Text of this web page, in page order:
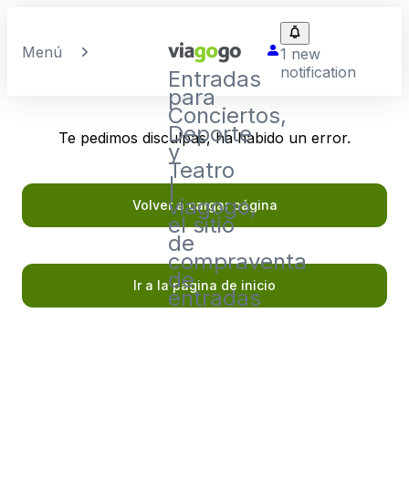
Menú
Entradas
para
Conciertos,
Deporte
y
Teatro
|
viagogo,
el sitio
de
compraventa
de
entradas
1 new
notification
Te pedimos disculpas, ha habido un error.
Volver a cargar página
Ir a la página de inicio